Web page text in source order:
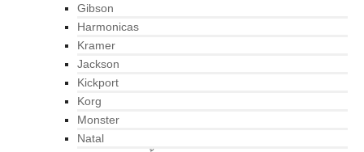
Gibson
Harmonicas
Kramer
Jackson
Kickport
Korg
Monster
Natal